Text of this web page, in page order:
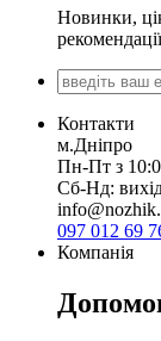
Новинки,
рекомендації
Контакти
м.Дніпро
Пн-Пт з
Сб-Нд:
097 012 69
Компанія